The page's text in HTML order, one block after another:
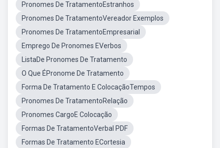
Pronomes De TratamentoEstranhos
Pronomes De TratamentoVereador Exemplos
Pronomes De TratamentoEmpresarial
Emprego De Pronomes EVerbos
ListaDe Pronomes De Tratamento
O Que ÉPronome De Tratamento
Forma De Tratamento E ColocaçãoTempos
Pronomes De TratamentoRelação
Pronomes CargoE Colocação
Formas De TratamentoVerbal PDF
Formas De Tratamento ECortesia